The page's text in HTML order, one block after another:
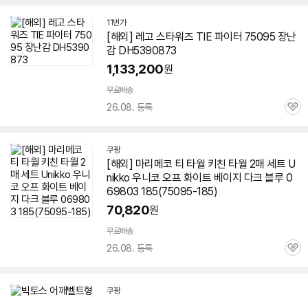
11번가
[해외] 레고 스타워즈 TIE 파이터 75095 장난
감 DH5390873
1,133,200원
무료배송
26.08. 등록
관
쿠팡
[해외] 마리메코 티 타월 키친 타월 2매 세트 U
nikko 우니코 오프 화이트 베이지 다크 블루 0
69803 185(75095-185)
70,820원
무료배송
26.08. 등록
관
쿠팡